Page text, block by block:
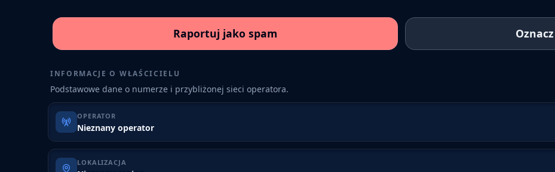
Raportuj jako spam
INFORMACJE O WŁAŚCICIELU
Podstawowe dane o numerze i przybliżonej sieci operatora.
OPERATOR
Nieznany operator
LOKALIZACJA